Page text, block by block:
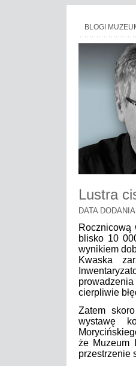
BLOGI
Lustra
DATA
Rocznicową
blisko 10
wynikiem
Kwaska
cierpliwie
Zatem
wystawę
że Muzeum
przestrzenie